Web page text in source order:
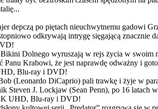
depczą po piętach nieuchwytnemu gadowi
odkrywają intrygę sięgającą znacznie
Dolnego wyruszają w rejs życia w
Panu Krabowi, że jest naprawdę odważny i
Blu-ray i DVD!
(Leonardo DiCaprio) pali trawkę i żyje w
Steven J. Lockjaw (Sean Penn), po 16
UHD, Blu-ray i DVD!